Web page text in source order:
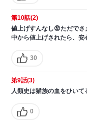
第10話(2)
値上げすんなし😡ただで
中から値上げされたら、
30
第9話(3)
人類史は猫族の血をひい
0